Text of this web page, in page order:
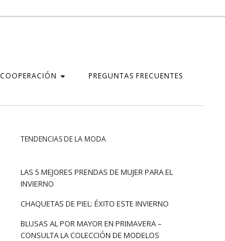
COOPERACIÓN PREGUNTAS FRECUENTES
TENDENCIAS DE LA MODA
LAS 5 MEJORES PRENDAS DE MUJER PARA EL
INVIERNO
CHAQUETAS DE PIEL: ÉXITO ESTE INVIERNO
BLUSAS AL POR MAYOR EN PRIMAVERA –
CONSULTA LA COLECCIÓN DE MODELOS